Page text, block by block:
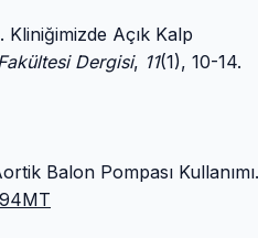
Açık Kalp
Dergisi, 11(1), 10-14.
Balon Pompası Kullanımı.